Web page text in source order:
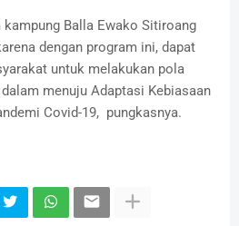
Balla Ewako Sitiroang
dengan program ini, dapat
untuk melakukan pola
menuju Adaptasi Kebiasaan
Covid-19, pungkasnya.